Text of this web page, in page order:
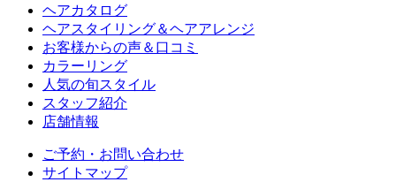
ヘアカタログ
ヘアスタイリング＆ヘアアレンジ
お客様からの声＆口コミ
カラーリング
人気の旬スタイル
スタッフ紹介
店舗情報
ご予約・お問い合わせ
サイトマップ